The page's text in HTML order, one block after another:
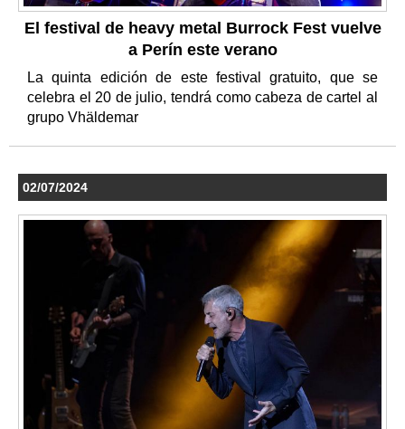
El festival de heavy metal Burrock Fest vuelve
a Perín este verano
La quinta edición de este festival gratuito, que se
celebra el 20 de julio, tendrá como cabeza de cartel al
grupo Vhäldemar
02/07/2024